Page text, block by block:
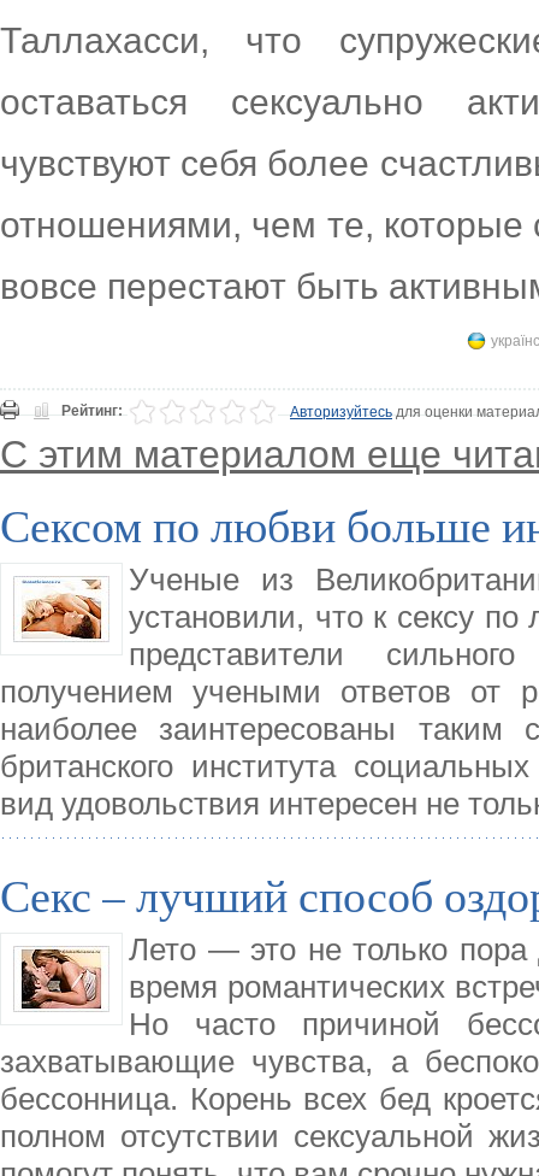
Таллахасси, что
оставаться сексуально
чувствуют себя более
отношениями, чем те, которые
вовсе перестают быть
Рейтинг: Авторизуйтесьдля оценки
С этим материалом еще
Сексом по любви больше
Ученые из
установили, что к сексу
представители
получением учеными ответов от
наиболее заинтересованы
британского института
вид удовольствия интересен не
Секс – лучший способ
Лето — это не только
время романтических
Но часто причиной
захватывающие чувства, а
бессонница. Корень всех бед
полном отсутствии сексуальной